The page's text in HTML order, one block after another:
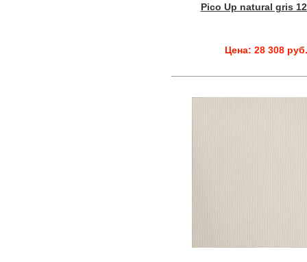
Pico Up natural gris
Цена: 28 308 руб.